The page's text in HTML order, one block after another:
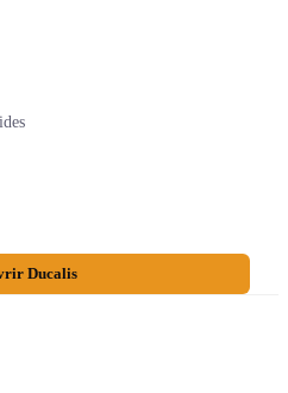
Ducalis